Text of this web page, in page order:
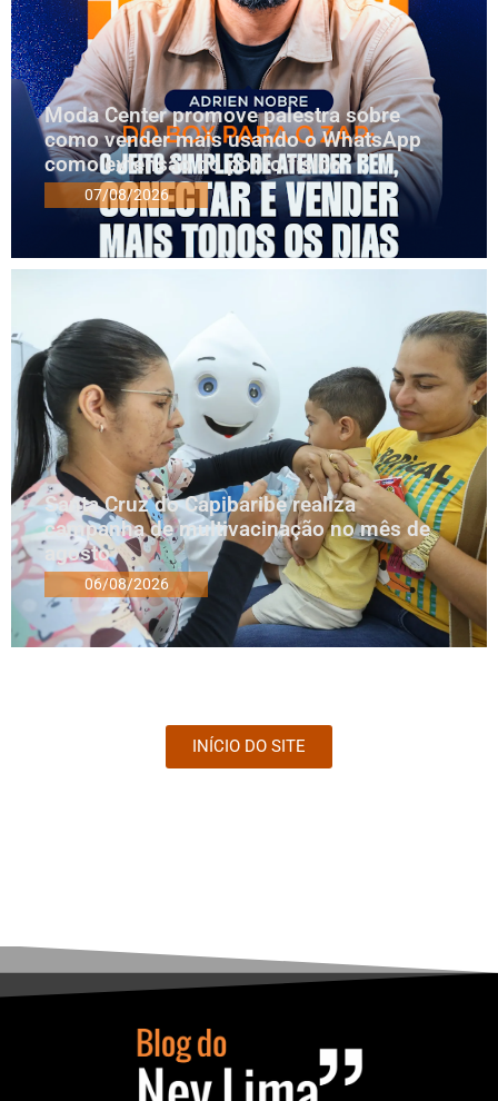
Moda Center promove palestra sobre
como vender mais usando o WhatsApp
como extensão do ponto físico
07/08/2026
Santa Cruz do Capibaribe realiza
campanha de multivacinação no mês de
agosto
06/08/2026
INÍCIO DO SITE